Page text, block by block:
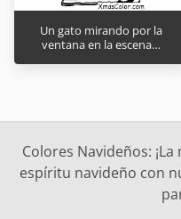
Un gato mirando por la
ventana en la escena…
Colores Navideños:
espíritu navideño con